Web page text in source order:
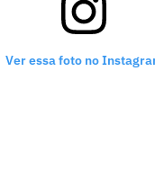
Ver essa foto no